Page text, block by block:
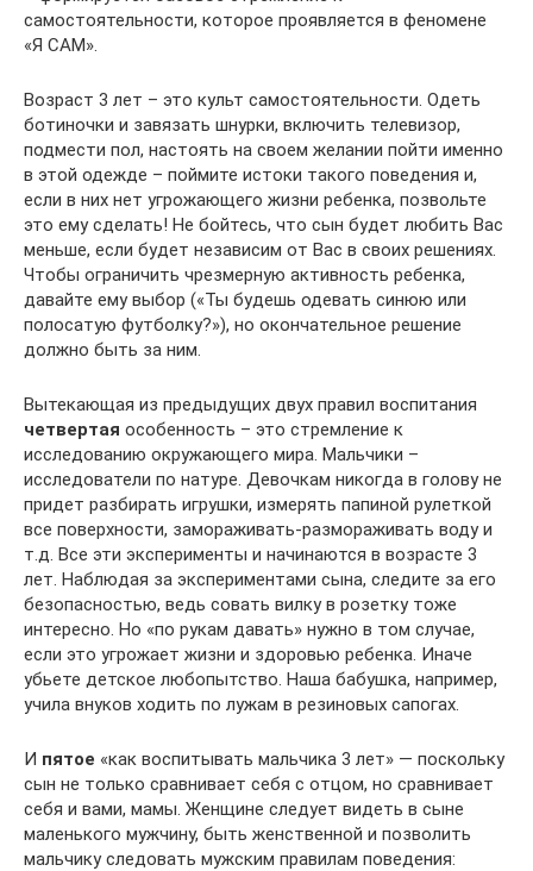
самостоятельности, которое проявляется в феномене
«Я САМ».
Возраст 3 лет – это культ самостоятельности. Одеть
ботиночки и завязать шнурки, включить телевизор,
подмести пол, настоять на своем желании пойти именно
в этой одежде – поймите истоки такого поведения и,
если в них нет угрожающего жизни ребенка, позвольте
это ему сделать! Не бойтесь, что сын будет любить Вас
меньше, если будет независим от Вас в своих решениях.
Чтобы ограничить чрезмерную активность ребенка,
давайте ему выбор («Ты будешь одевать синюю или
полосатую футболку?»), но окончательное решение
должно быть за ним.
Вытекающая из предыдущих двух правил воспитания
четвертая особенность – это стремление к
исследованию окружающего мира. Мальчики –
исследователи по натуре. Девочкам никогда в голову не
придет разбирать игрушки, измерять папиной рулеткой
все поверхности, замораживать-размораживать воду и
т.д. Все эти эксперименты и начинаются в возрасте 3
лет. Наблюдая за экспериментами сына, следите за его
безопасностью, ведь совать вилку в розетку тоже
интересно. Но «по рукам давать» нужно в том случае,
если это угрожает жизни и здоровью ребенка. Иначе
убьете детское любопытство. Наша бабушка, например,
учила внуков ходить по лужам в резиновых сапогах.
И пятое «как воспитывать мальчика 3 лет» — поскольку
сын не только сравнивает себя с отцом, но сравнивает
себя и вами, мамы. Женщине следует видеть в сыне
маленького мужчину, быть женственной и позволить
мальчику следовать мужским правилам поведения: